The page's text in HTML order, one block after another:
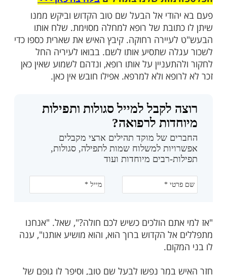
עוד תוכן חדש ומפתיע! התחברו לכל
אל הבעל שם טוב הקדוש וביקש ממנו
של רופא למחלה מסוימת. שלח אותו
רחוקה. קיבץ האיש את שארית כספו כדי
שתסיע אותו לשם. בבואו לעיריה החל
ולא למרפא. אפילו חובש אין כאן.